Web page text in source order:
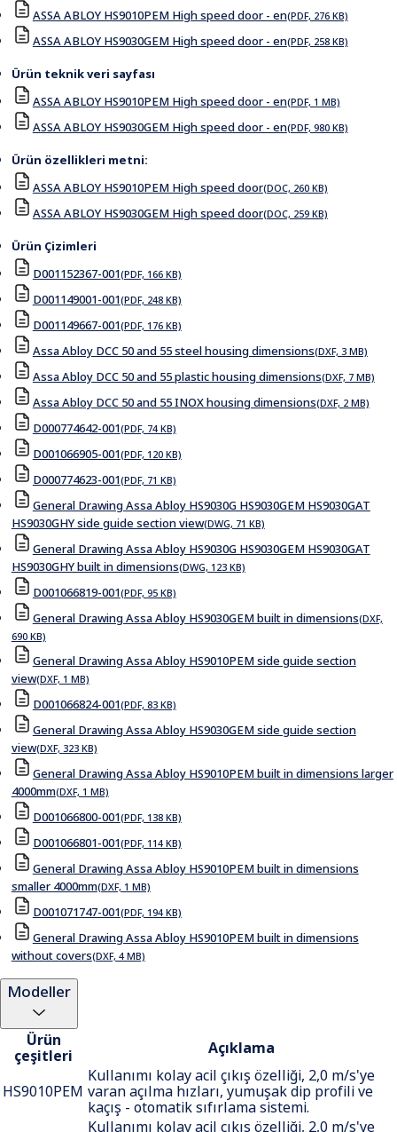
ASSA ABLOY HS9010PEM High speed door - en(PDF, 276 KB)
ASSA ABLOY HS9030GEM High speed door - en(PDF, 258 KB)
Ürün teknik veri sayfası
ASSA ABLOY HS9010PEM High speed door - en(PDF, 1 MB)
ASSA ABLOY HS9030GEM High speed door - en(PDF, 980 KB)
Ürün özellikleri metni:
ASSA ABLOY HS9010PEM High speed door(DOC, 260 KB)
ASSA ABLOY HS9030GEM High speed door(DOC, 259 KB)
Ürün Çizimleri
D001152367-001(PDF, 166 KB)
D001149001-001(PDF, 248 KB)
D001149667-001(PDF, 176 KB)
Assa Abloy DCC 50 and 55 steel housing dimensions(DXF, 3 MB)
Assa Abloy DCC 50 and 55 plastic housing dimensions(DXF, 7 MB)
Assa Abloy DCC 50 and 55 INOX housing dimensions(DXF, 2 MB)
D000774642-001(PDF, 74 KB)
D001066905-001(PDF, 120 KB)
D000774623-001(PDF, 71 KB)
General Drawing Assa Abloy HS9030G HS9030GEM HS9030GAT
HS9030GHY side guide section view(DWG, 71 KB)
General Drawing Assa Abloy HS9030G HS9030GEM HS9030GAT
HS9030GHY built in dimensions(DWG, 123 KB)
D001066819-001(PDF, 95 KB)
General Drawing Assa Abloy HS9030GEM built in dimensions(DXF,
690 KB)
General Drawing Assa Abloy HS9010PEM side guide section
view(DXF, 1 MB)
D001066824-001(PDF, 83 KB)
General Drawing Assa Abloy HS9030GEM side guide section
view(DXF, 323 KB)
General Drawing Assa Abloy HS9010PEM built in dimensions larger
4000mm(DXF, 1 MB)
D001066800-001(PDF, 138 KB)
D001066801-001(PDF, 114 KB)
General Drawing Assa Abloy HS9010PEM built in dimensions
smaller 4000mm(DXF, 1 MB)
D001071747-001(PDF, 194 KB)
General Drawing Assa Abloy HS9010PEM built in dimensions
without covers(DXF, 4 MB)
Modeller
Ürün
çeşitleri
Açıklama
HS9010PEM
Kullanımı kolay acil çıkış özelliği, 2,0 m/s'ye
varan açılma hızları, yumuşak dip profili ve
kaçış - otomatik sıfırlama sistemi.
Kullanımı kolay acil çıkış özelliği, 2,0 m/s'ye